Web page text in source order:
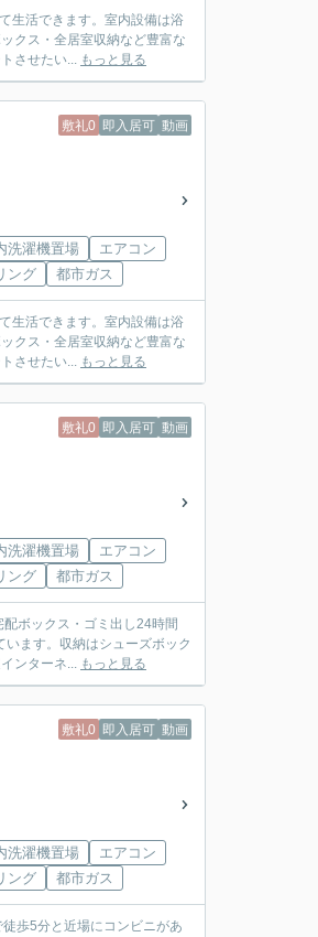
生活できます。室内設備は浴
クス・全居室収納など豊富な
させたい... もっと見る
敷礼0 即入居可 動画
洗濯機置場
エアコン
ング 都市ガス
生活できます。室内設備は浴
クス・全居室収納など豊富な
させたい... もっと見る
敷礼0 即入居可 動画
洗濯機置場
エアコン
ング 都市ガス
ボックス・ゴミ出し24時間
ます。収納はシューズボック
ンターネ... もっと見る
敷礼0 即入居可 動画
洗濯機置場
エアコン
ング 都市ガス
歩5分と近場にコンビニがあ